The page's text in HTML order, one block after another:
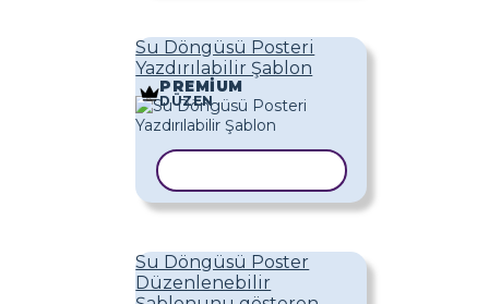
Su Döngüsü Posteri
Yazdırılabilir Şablon
PREMIUM
DÜZEN
Su Döngüsü Poster
Düzenlenebilir